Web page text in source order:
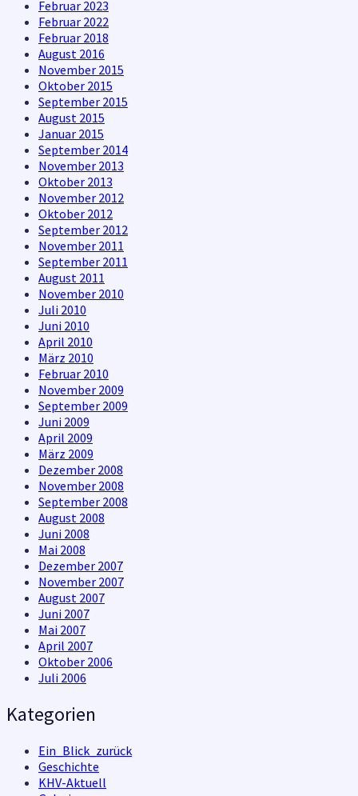
Februar 2023
Februar 2022
Februar 2018
August 2016
November 2015
Oktober 2015
September 2015
August 2015
Januar 2015
September 2014
November 2013
Oktober 2013
November 2012
Oktober 2012
September 2012
November 2011
September 2011
August 2011
November 2010
Juli 2010
Juni 2010
April 2010
März 2010
Februar 2010
November 2009
September 2009
Juni 2009
April 2009
März 2009
Dezember 2008
November 2008
September 2008
August 2008
Juni 2008
Mai 2008
Dezember 2007
November 2007
August 2007
Juni 2007
Mai 2007
April 2007
Oktober 2006
Juli 2006
Kategorien
Ein_Blick_zurück
Geschichte
KHV-Aktuell